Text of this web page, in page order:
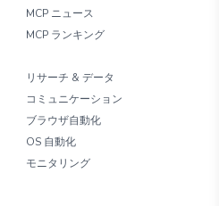
MCP ニュース
MCP ランキング
リサーチ & データ
コミュニケーション
ブラウザ自動化
OS 自動化
モニタリング